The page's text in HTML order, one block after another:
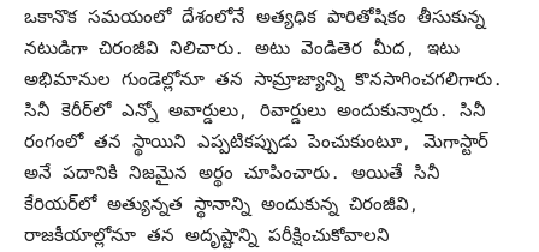
ఒకానొక సమయంలో దేశంలోనే అత్యధిక పారితోషికం తీసుకున్న
నటుడిగా చిరంజీవి నిలిచారు. అటు వెండితెర మీద, ఇటు
అభిమానుల గుండెల్లోనూ తన సామ్రాజ్యాన్ని కొనసాగించగలిగారు.
సినీ కెరీర్‌లో ఎన్నో అవార్డులు, రివార్డులు అందుకున్నారు. సినీ
రంగంలో తన స్థాయిని ఎప్పటికప్పుడు పెంచుకుంటూ, మెగాస్టార్
అనే పదానికి నిజమైన అర్థం చూపించారు. అయితే సినీ
కేరియర్‌లో అత్యున్నత స్థానాన్ని అందుకున్న చిరంజీవి,
రాజకీయాల్లోనూ తన అదృష్టాన్ని పరీక్షించుకోవాలని